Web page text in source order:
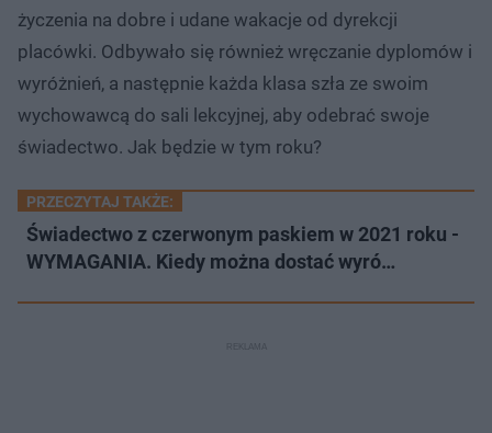
życzenia na dobre i udane wakacje od dyrekcji
placówki. Odbywało się również wręczanie dyplomów i
wyróżnień, a następnie każda klasa szła ze swoim
wychowawcą do sali lekcyjnej, aby odebrać swoje
świadectwo. Jak będzie w tym roku?
PRZECZYTAJ TAKŻE:
Świadectwo z czerwonym paskiem w 2021 roku -
WYMAGANIA. Kiedy można dostać wyró…